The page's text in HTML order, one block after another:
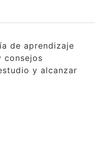
de aprendizaje
consejos
y alcanzar